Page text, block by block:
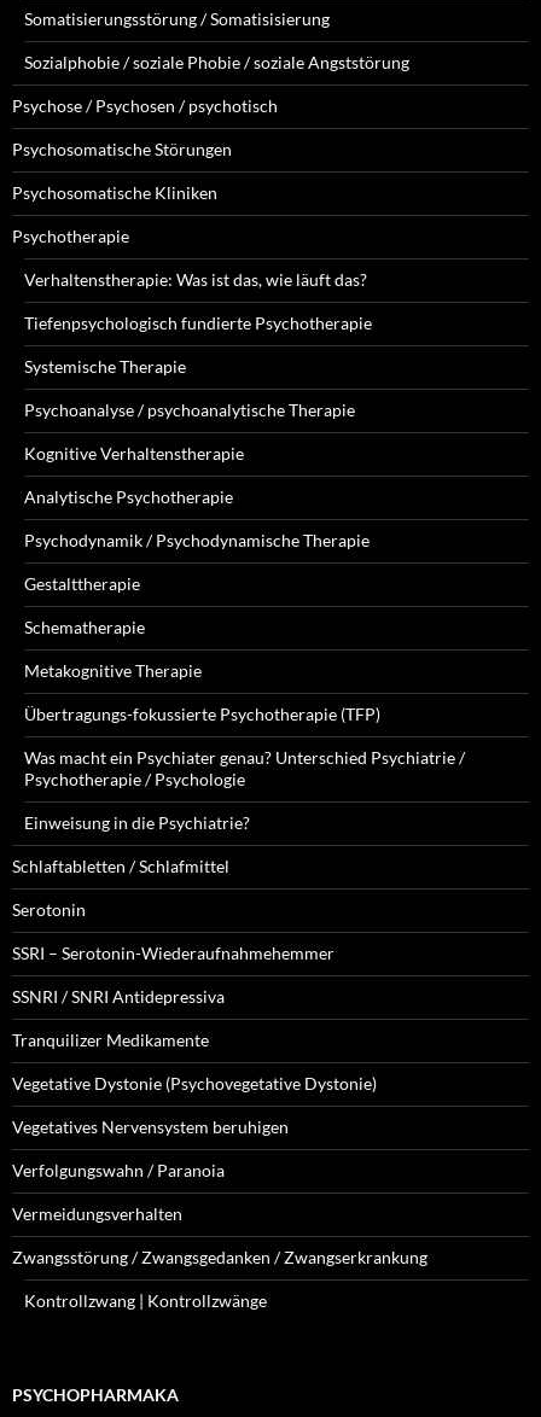
Somatisierungsstörung / Somatisisierung
Sozialphobie / soziale Phobie / soziale Angststörung
Psychose / Psychosen / psychotisch
Psychosomatische Störungen
Psychosomatische Kliniken
Psychotherapie
Verhaltenstherapie: Was ist das, wie läuft das?
Tiefenpsychologisch fundierte Psychotherapie
Systemische Therapie
Psychoanalyse / psychoanalytische Therapie
Kognitive Verhaltenstherapie
Analytische Psychotherapie
Psychodynamik / Psychodynamische Therapie
Gestalttherapie
Schematherapie
Metakognitive Therapie
Übertragungs-fokussierte Psychotherapie (TFP)
Was macht ein Psychiater genau? Unterschied Psychiatrie /
Psychotherapie / Psychologie
Einweisung in die Psychiatrie?
Schlaftabletten / Schlafmittel
Serotonin
SSRI – Serotonin-Wiederaufnahmehemmer
SSNRI / SNRI Antidepressiva
Tranquilizer Medikamente
Vegetative Dystonie (Psychovegetative Dystonie)
Vegetatives Nervensystem beruhigen
Verfolgungswahn / Paranoia
Vermeidungsverhalten
Zwangsstörung / Zwangsgedanken / Zwangserkrankung
Kontrollzwang | Kontrollzwänge
PSYCHOPHARMAKA